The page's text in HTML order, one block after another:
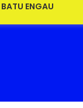
ENGAU